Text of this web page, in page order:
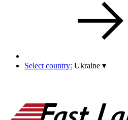
Select country: Ukraine ▾